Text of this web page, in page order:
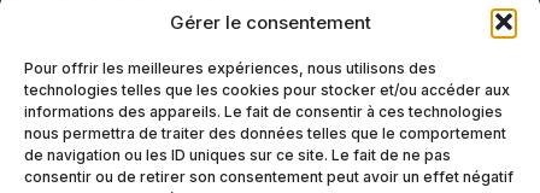
Gérer le consentement
Pour offrir les meilleures expériences, nous utilisons des
technologies telles que les cookies pour stocker et/ou accéder aux
informations des appareils. Le fait de consentir à ces technologies
nous permettra de traiter des données telles que le comportement
de navigation ou les ID uniques sur ce site. Le fait de ne pas
consentir ou de retirer son consentement peut avoir un effet négatif
Politique de
confidentialité
Politiques d’annulation et
de remboursement